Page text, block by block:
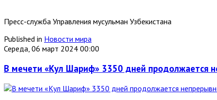
Пресс-служба Управления мусульман Узбекистана
Published in Новости мира
Середа, 06 март 2024 00:00
В мечети «Кул Шариф» 3350 дней продолжается